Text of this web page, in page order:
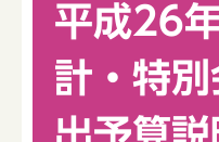
平成26
計・特
出予算